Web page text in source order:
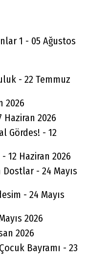
1 - 05 Ağustos
- 22 Temmuz
2026
Haziran 2026
Gördes! - 12
12 Haziran 2026
- 24 Mayıs
- 24 Mayıs
2026
2026
Bayramı - 23